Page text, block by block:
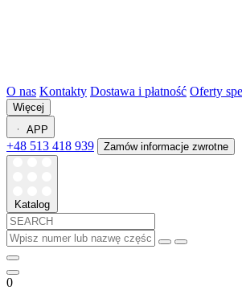
O nas Kontakty Dostawa i płatność Oferty
Więcej
APP
+48 513 418 939 Zamów informacje zwrotne
Katalog
0